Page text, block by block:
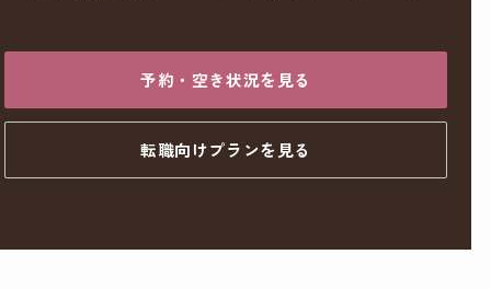
予約・空き状況を見る
転職向けプランを見る